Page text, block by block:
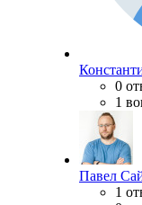
0
1
Павел
1